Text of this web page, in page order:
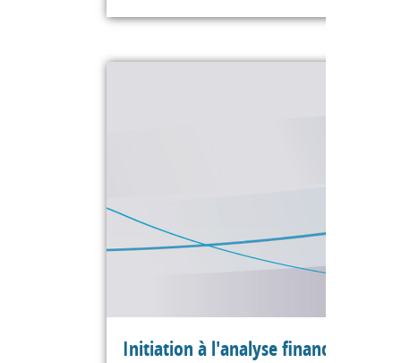
Initiation à l'analyse financière